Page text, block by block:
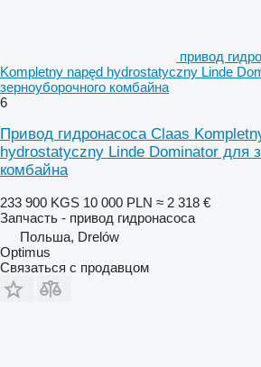
привод
Kompletny napęd hydrostatyczny Linde
зерноуборочного комбайна
6
Привод гидронасоса Claas
hydrostatyczny Linde Dominator для
комбайна
233 900 KGS 10 000 PLN ≈ 2 318 €
Запчасть - привод гидронасоса
Польша, Drelów
Optimus
Связаться с продавцом